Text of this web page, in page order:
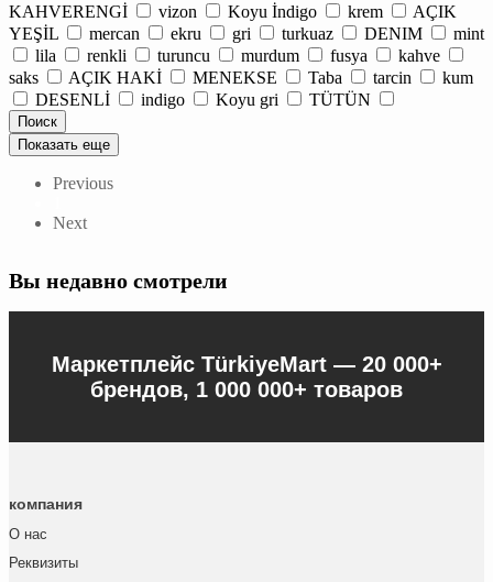
KAHVERENGİ
vizon Koyu İndigo krem
AÇIK
YEŞİL
mercan ekru gri turkuaz DENIM
mint
lila
renkli turuncu murdum fusya
kahve
saks
AÇIK HAKİ MENEKSE Taba tarcin
kum
DESENLİ
indigo Koyu gri TÜTÜN
Показать еще
Previous
Next
Вы недавно смотрели
Маркетплейс TürkiyeMart — 20 000+
брендов, 1 000 000+ товаров
компания
О нас
Реквизиты